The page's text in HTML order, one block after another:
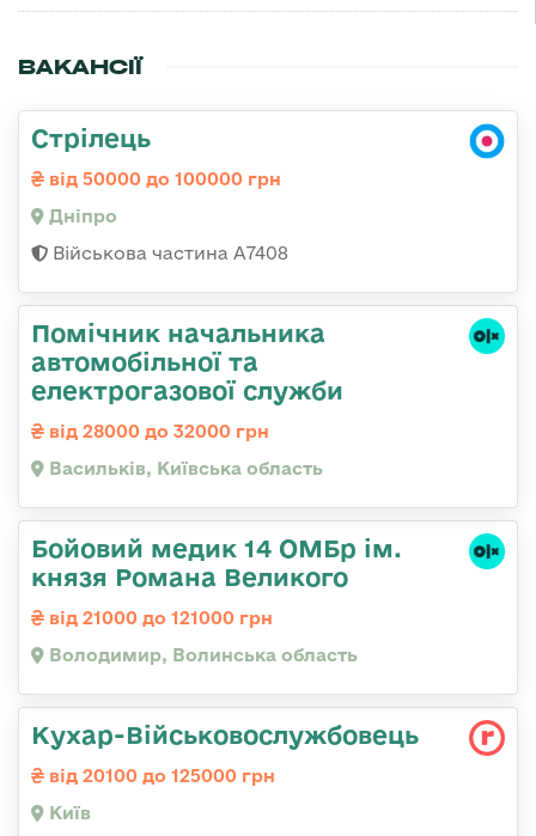
ВАКАНСІЇ
Стрілець
від 50000 до 100000 грн
Дніпро
Військова частина А7408
Помічник начальника
автомобільної та
електрогазової служби
від 28000 до 32000 грн
Васильків, Київська область
Бойовий медик 14 ОМБр ім.
князя Романа Великого
від 21000 до 121000 грн
Володимир, Волинська область
Кухар-Військовослужбовець
від 20100 до 125000 грн
Київ